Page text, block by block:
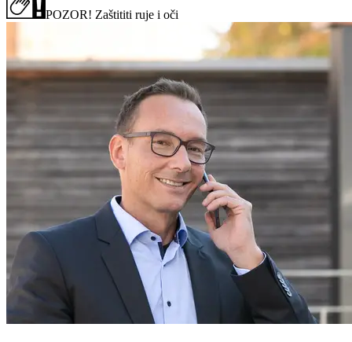
POZOR! Zaštititi ruje i oči